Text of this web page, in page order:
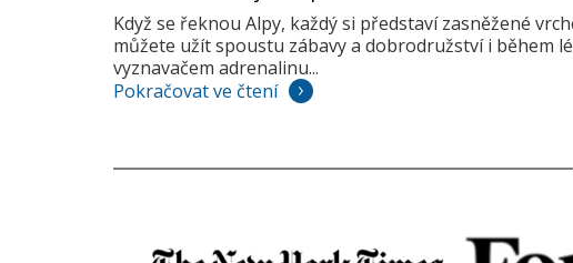
Když se řeknou Alpy, každý si představí zasněžené
můžete užít spoustu zábavy a dobrodružství i během
vyznavačem adrenalinu...
Pokračovat ve čtení